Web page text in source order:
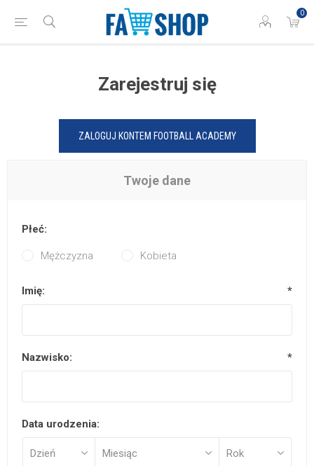
0
Zarejestruj się
ZALOGUJ KONTEM FOOTBALL ACADEMY
Twoje dane
Płeć:
Mężczyzna Kobieta
Imię: *
Nazwisko: *
Data urodzenia: